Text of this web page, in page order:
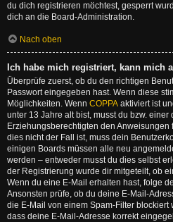
du dich registrieren möchtest, gesperrt
dich an die Board-Administration.
Nach oben
Ich habe mich registriert, kann mich
Überprüfe zuerst, ob du den richtigen
Passwort eingegeben hast. Wenn diese
Möglichkeiten. Wenn COPPA aktiviert ist
unter 13 Jahre alt bist, musst du bzw.
Erziehungsberechtigten den
dies nicht der Fall ist, muss dein
einigen Boards müssen alle neu
werden – entweder musst du dies selbst
der Registrierung wurde dir mitgeteilt, ob
Wenn du eine E-Mail erhalten hast, folge
Ansonsten prüfe, ob du deine E-Mail-
die E-Mail von einem Spam-Filter blockiert
dass deine E-Mail-Adresse korrekt